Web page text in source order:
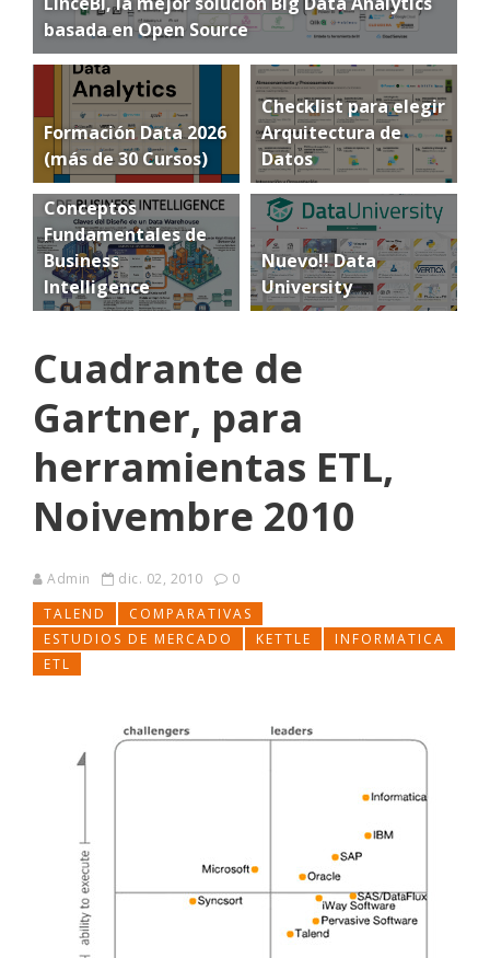
basada en Open Source
Formación Data 2026
(más de 30 Cursos)
Checklist para elegir
Arquitectura de
Datos
Conceptos
Fundamentales de
Business
Intelligence
Nuevo!! Data
University
Cuadrante de
Gartner, para
herramientas ETL,
Noivembre 2010
Admin dic. 02, 2010
0
TALEND
COMPARATIVAS
ESTUDIOS DE MERCADO
KETTLE
INFORMATICA
ETL